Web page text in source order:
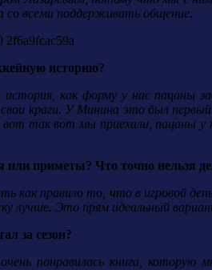
со всеми поддерживать общение.
историю?
как форму у нас пацаны
краги. У Минина это был
вот так вот мы приехали, пацаны
или приметы? Что точно нельзя
как правило то, что в игровой
лучше. Это прям идеальный
за сезон?
понравилась книга, которую